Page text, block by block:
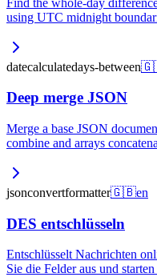
using UTC midnight
datecalculatedays-between
Deep merge JSON
Merge a base JSON
combine and arrays
jsonconvertformatter🇬🇧en
DES entschlüsseln
Entschlüsselt Nachrichten
Sie die Felder aus und